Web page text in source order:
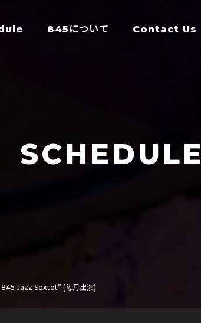
845について Contact Us
SCHEDULE
Jazz Sextet” (毎月出演)